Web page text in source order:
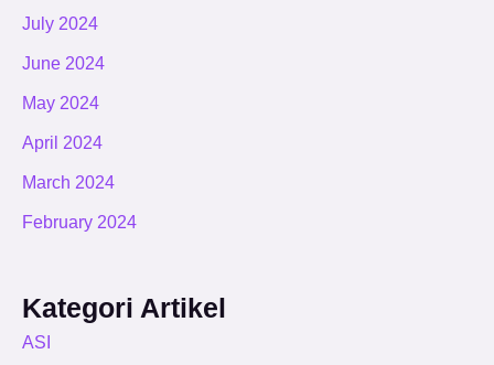
July 2024
June 2024
May 2024
April 2024
March 2024
February 2024
Kategori Artikel
ASI